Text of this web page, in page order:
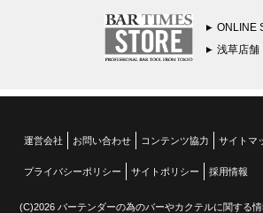
ONLINE
浅草店舗
運営会社 お問い合わせ コンテンツ協力 サイトマ
プライバシーポリシー サイトポリシー 採用情報
(C)2026 バーテンダーの為のバーやカクテルに関する